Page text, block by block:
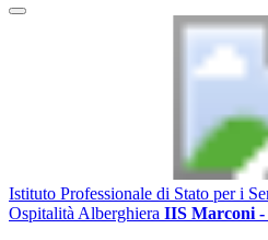
Istituto Professionale di Stato per i
Ospitalità Alberghiera IIS Marconi